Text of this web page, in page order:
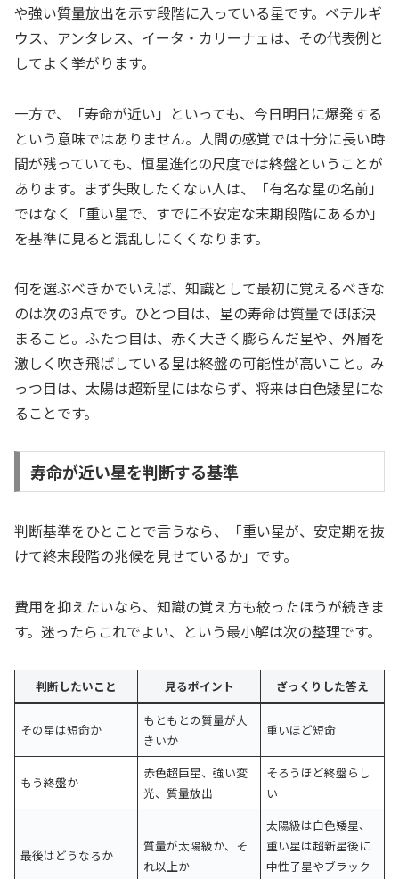
や強い質量放出を示す段階に入っている星です。ベテルギ
ウス、アンタレス、イータ・カリーナェは、その代表例と
してよく挙がります。
一方で、「寿命が近い」といっても、今日明日に爆発する
という意味ではありません。人間の感覚では十分に長い時
間が残っていても、恒星進化の尺度では終盤ということが
あります。まず失敗したくない人は、「有名な星の名前」
ではなく「重い星で、すでに不安定な末期段階にあるか」
を基準に見ると混乱しにくくなります。
何を選ぶべきかでいえば、知識として最初に覚えるべきな
のは次の3点です。ひとつ目は、星の寿命は質量でほぼ決
まること。ふたつ目は、赤く大きく膨らんだ星や、外層を
激しく吹き飛ばしている星は終盤の可能性が高いこと。み
っつ目は、太陽は超新星にはならず、将来は白色矮星にな
ることです。
寿命が近い星を判断する基準
判断基準をひとことで言うなら、「重い星が、安定期を抜
けて終末段階の兆候を見せているか」です。
費用を抑えたいなら、知識の覚え方も絞ったほうが続きま
す。迷ったらこれでよい、という最小解は次の整理です。
判断したいこと 見るポイント ざっくりした答え
その星は短命か
もともとの質量が大
きいか
重いほど短命
もう終盤か
赤色超巨星、強い変
光、質量放出
そろうほど終盤らし
い
最後はどうなるか
質量が太陽級か、そ
れ以上か
太陽級は白色矮星、
重い星は超新星後に
中性子星やブラック